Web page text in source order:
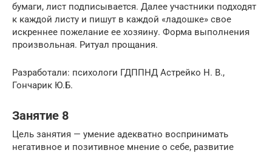
бумаги, лист подписывается. Далее участники подходят
к каждой листу и пишут в каждой «ладошке» свое
искреннее пожелание ее хозяину. Форма выполнения
произвольная. Ритуал прощания.
Разработали: психологи ГДППНД Астрейко Н. В.,
Гончарик Ю.Б.
Занятие 8
Цель занятия — умение адекватно воспринимать
негативное и позитивное мнение о себе, развитие